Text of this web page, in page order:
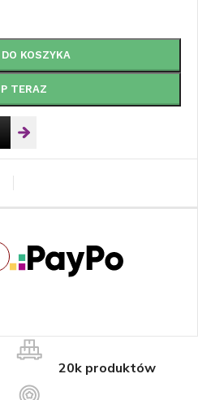
KOSZYKA
TERAZ
20k produktów